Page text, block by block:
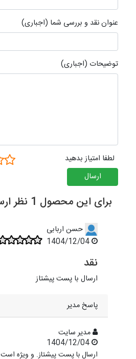
عنوان نقد و بررسی شما (اجباری)
توضیحات (اجباری)
لطفا امتیاز بدهید
ارسال
برای این محصول 1 نظر ارسال شده است.
حسن اربابی
نقد
ارسال با پست پیشتاز
پاسخ مدیر
مدیر سایت
ارسال با پست پیشتاز. و ویژه است